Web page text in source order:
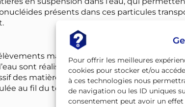
Pour offrir les meilleures
cookies pour stocker et/ou
à ces technologies nous
de navigation ou les ID uniques
consentement peut avoir un
présents dans ces particules
manuels d’eau et de sédiments
sont réalisés. Ces derniers, qui résultent
des matières, sont donc représentatifs de
au fil du temps.